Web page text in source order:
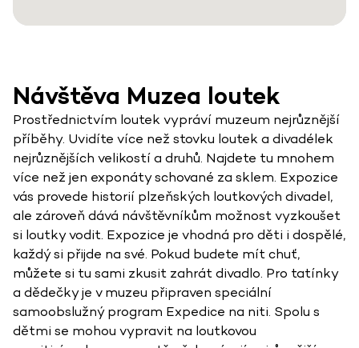
Návštěva Muzea loutek
Prostřednictvím loutek vypráví muzeum nejrůznější
příběhy. Uvidíte více než stovku loutek a divadélek
nejrůznějších velikostí a druhů. Najdete tu mnohem
více než jen exponáty schované za sklem. Expozice
vás provede historií plzeňských loutkových divadel,
ale zároveň dává návštěvníkům možnost vyzkoušet
si loutky vodit. Expozice je vhodná pro děti i dospělé,
každý si přijde na své. Pokud budete mít chuť,
můžete si tu sami zkusit zahrát divadlo. Pro tatínky
a dědečky je v muzeu připraven speciální
samoobslužný program Expedice na niti. Spolu s
dětmi se mohou vypravit na loutkovou